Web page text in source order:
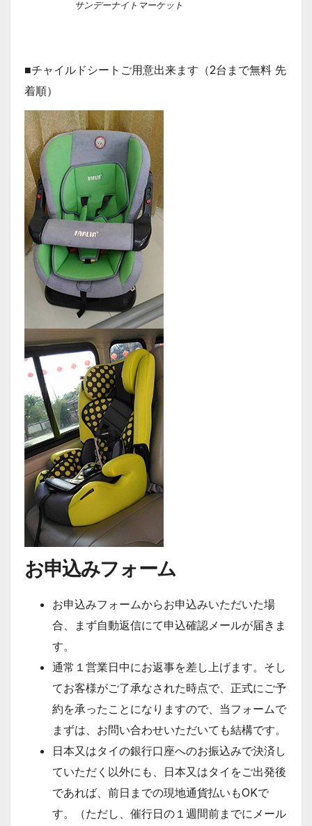
サンデーナイトマーケット
■チャイルドシートご用意出来ます（2台まで無料 先
着順）
お申込みフォーム
お申込みフォームからお申込みいただいた場
合、まず自動返信にて申込確認メールが届きま
す。
通常１営業日中にお返事を差し上げます。そし
てお客様がご了承なされた時点で、正式にご予
約を承ったことになりますので、当フォームで
まずは、お問い合わせいただいても結構です。
日本又はタイの銀行口座へのお振込みで決済し
ていただく以外にも、日本又はタイをご出発後
であれば、前日までの現地通貨払いもOKで
す。（ただし、催行日の１週間前までにメール